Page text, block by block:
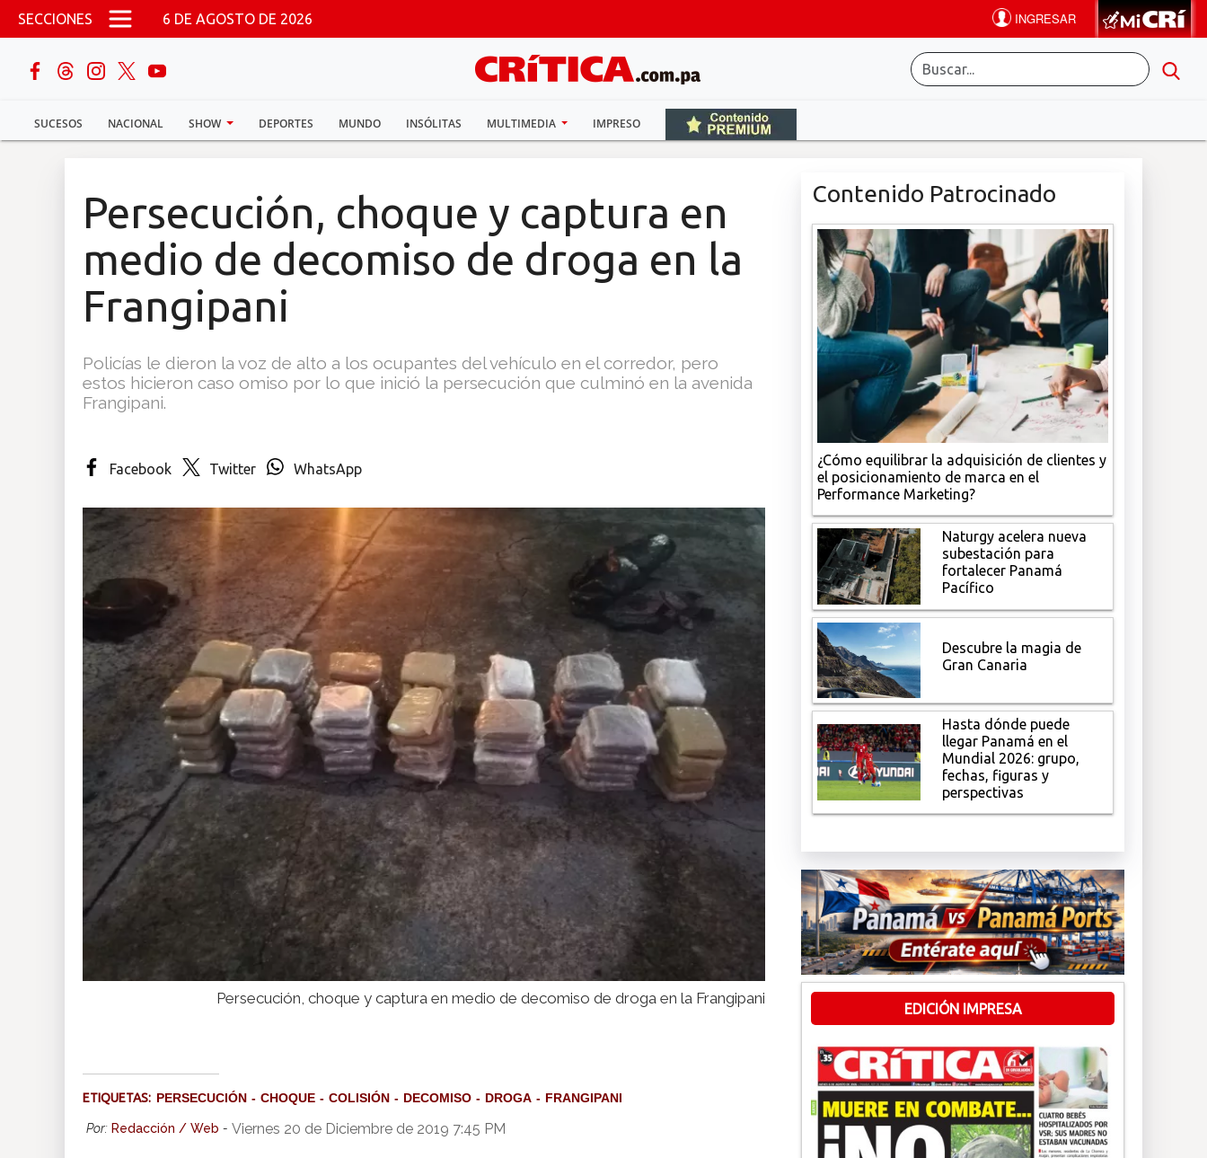
Pasar al contenido principal
SECCIONES 6 DE AGOSTO DE 2026
SUCESOS NACIONAL SHOW DEPORTES MUNDO INSÓLITAS MULTIMEDIA IMPRESO
buscar
Sucesos
Persecución, choque y captura en
medio de decomiso de droga en la
Frangipani
Policías le dieron la voz de alto a los ocupantes del vehículo en el corredor, pero
estos hicieron caso omiso por lo que inició la persecución que culminó en la avenida
Frangipani.
Facebook Twitter WhatsApp
Persecución, choque y captura en medio de decomiso de droga en la Frangipani
ETIQUETAS: PERSECUCIÓN CHOQUE COLISIÓN DECOMISO DROGA FRANGIPANI
Por: Redacción / Web - Viernes 20 de Diciembre de 2019 7:45 PM
Contenido Patrocinado
¿Cómo equilibrar la adquisición de clientes y
el posicionamiento de marca en el
Performance Marketing?
Naturgy acelera nueva
subestación para
fortalecer Panamá
Pacífico
Descubre la magia de
Gran Canaria
Hasta dónde puede
llegar Panamá en el
Mundial 2026: grupo,
fechas, figuras y
perspectivas
EDICIÓN IMPRESA